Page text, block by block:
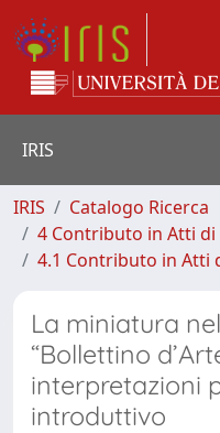
IRIS
IRIS
Catalogo Ricerca
4 Contributo in Atti
4.1 Contributo in Atti
La miniatura
“Bollettino
interpretazioni
introduttivo